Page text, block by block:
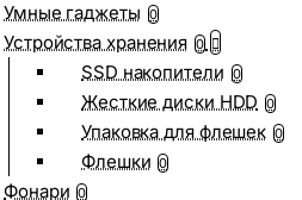
Умные гаджеты 0
Устройства хранения 0
SSD накопители 0
Жесткие диски HDD 0
Упаковка для флешек 0
Флешки 0
Фонари 0